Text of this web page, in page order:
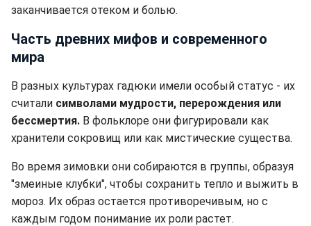
заканчивается отеком и болью.
Часть древних мифов и современного
мира
В разных культурах гадюки имели особый статус - их
считали символами мудрости, перерождения или
бессмертия. В фольклоре они фигурировали как
хранители сокровищ или как мистические существа.
Во время зимовки они собираются в группы, образуя
"змеиные клубки", чтобы сохранить тепло и выжить в
мороз. Их образ остается противоречивым, но с
каждым годом понимание их роли растет.